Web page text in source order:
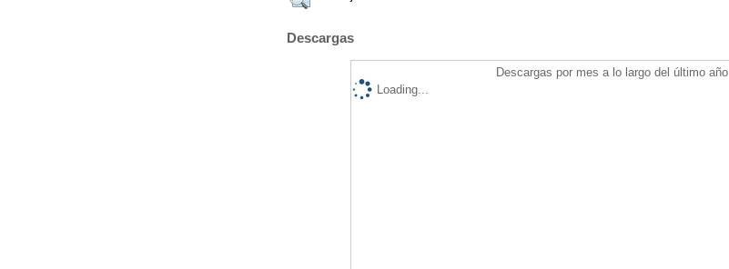
Descargas
Descargas por mes a lo largo del último año
Loading...